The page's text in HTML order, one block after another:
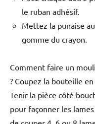
le ruban adhésif.
Mettez la punaise
gomme du crayon.
Comment faire un
? Coupez la bouteille
Tenir la pièce côté
pour façonner les